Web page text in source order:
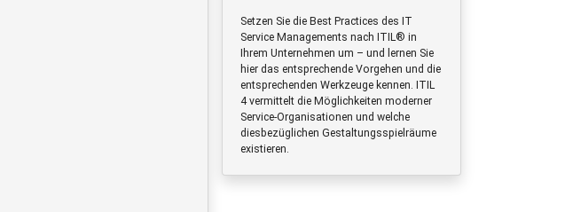
Setzen Sie die Best Practices des IT
Service Managements nach ITIL® in
Ihrem Unternehmen um – und lernen Sie
hier das entsprechende Vorgehen und die
entsprechenden Werkzeuge kennen. ITIL
4 vermittelt die Möglichkeiten moderner
Service-Organisationen und welche
diesbezüglichen Gestaltungsspielräume
existieren.